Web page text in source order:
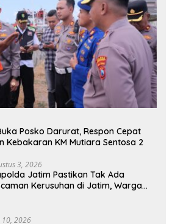
Posko Darurat, Respon Cepat
Kebakaran KM Mutiara Sentosa 2
3, 2026
Jatim Pastikan Tak Ada
Kerusuhan di Jatim, Warga
10, 2026